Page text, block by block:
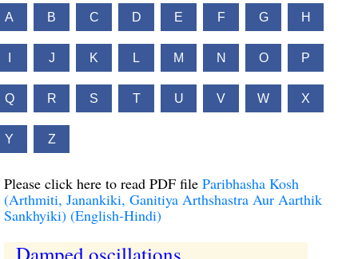
A B C D E F G H
J K L M N O P
Q R S T U V W X
Y Z
Please click here to read PDF file Paribhasha Kosh
(Arthmiti, Janankiki, Ganitiya Arthshastra Aur Aarthik
Sankhyiki) (English-Hindi)